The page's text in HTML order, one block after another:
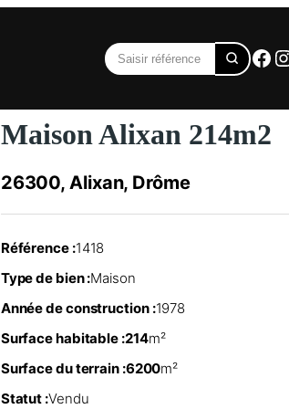
Maison Alixan 214m2
26300, Alixan, Drôme
Référence :1418
Type de bien :Maison
Année de construction :1978
Surface habitable :214m²
Surface du terrain :6200m²
Statut :Vendu